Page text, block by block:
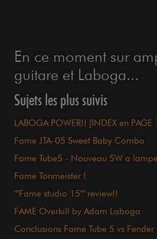
En ce moment sur
guitare et Laboga...
Sujets les plus suivis
LABOGA POWER!! [INDEX en PAGE
Fame JTA-05 Sweet Baby Combo
Fame Tube5 - Nouveau 5W a lampe
Fame Tonmeister !
""Fame studio 15"" review!!
FAME Overkill by Adam Laboga
Conclusions Fame Tube 5 vs